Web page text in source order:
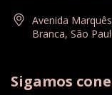
Avenida
Branca, São
Sigamos